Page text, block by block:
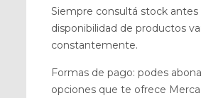
Siempre consultá stock antes
disponibilidad de productos
constantemente.
Formas de pago: podes
opciones que te ofrece